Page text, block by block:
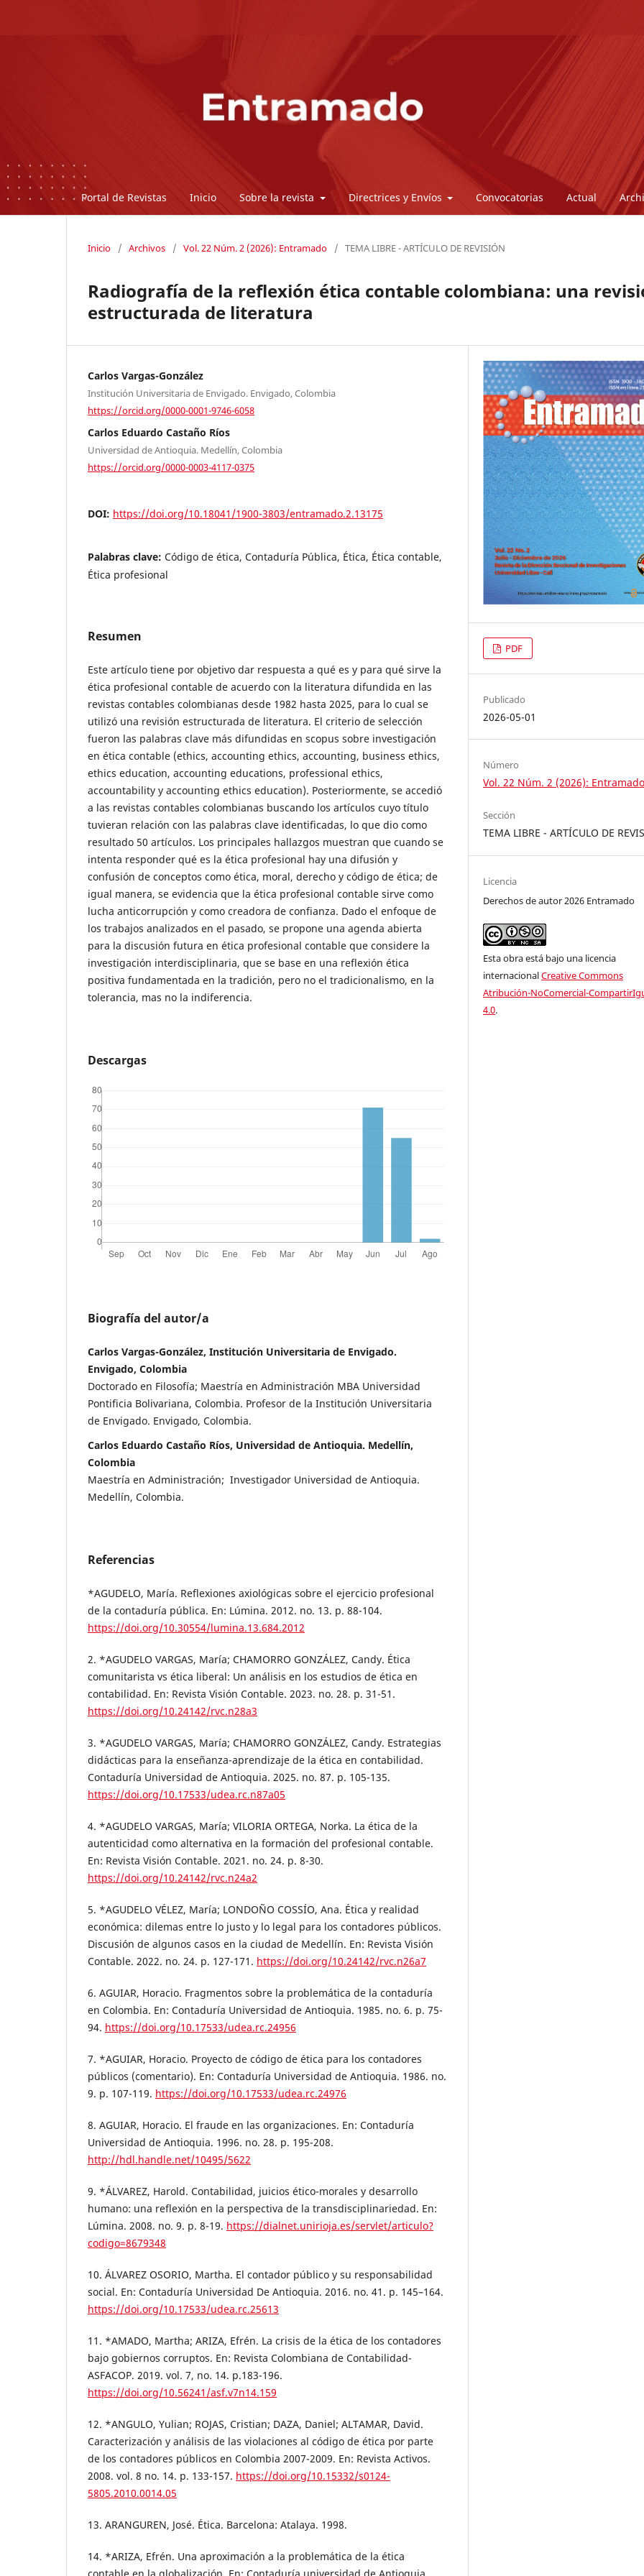
Portal de Revistas Inicio Sobre la revista Directrices y Envíos Convocatorias Actual
Inicio / Archivos / Vol. 22 Núm. 2 (2026): Entramado / TEMA LIBRE - ARTÍCULO DE REVISIÓN
Radiografía de la reflexión ética contable colombiana: una
estructurada de literatura
Carlos Vargas-González
Institución Universitaria de Envigado. Envigado, Colombia
https://orcid.org/0000-0001-9746-6058
Carlos Eduardo Castaño Ríos
Universidad de Antioquia. Medellín, Colombia
https://orcid.org/0000-0003-4117-0375
DOI: https://doi.org/10.18041/1900-3803/entramado.2.13175
Palabras clave: Código de ética, Contaduría Pública, Ética, Ética contable,
Ética profesional
Resumen
Este artículo tiene por objetivo dar respuesta a qué es y para qué sirve la
ética profesional contable de acuerdo con la literatura difundida en las
revistas contables colombianas desde 1982 hasta 2025, para lo cual se
utilizó una revisión estructurada de literatura. El criterio de selección
fueron las palabras clave más difundidas en scopus sobre investigación
en ética contable (ethics, accounting ethics, accounting, business ethics,
ethics education, accounting educations, professional ethics,
accountability y accounting ethics education). Posteriormente, se accedió
a las revistas contables colombianas buscando los artículos cuyo título
tuvieran relación con las palabras clave identificadas, lo que dio como
resultado 50 artículos. Los principales hallazgos muestran que cuando se
intenta responder qué es la ética profesional hay una difusión y
confusión de conceptos como ética, moral, derecho y código de ética; de
igual manera, se evidencia que la ética profesional contable sirve como
lucha anticorrupción y como creadora de confianza. Dado el enfoque de
los trabajos analizados en el pasado, se propone una agenda abierta
para la discusión futura en ética profesional contable que considere la
investigación interdisciplinaria, que se base en una reflexión ética
positiva fundamentada en la tradición, pero no el tradicionalismo, en la
tolerancia, mas no la indiferencia.
Descargas
Biografía del autor/a
Carlos Vargas-González, Institución Universitaria de Envigado.
Envigado, Colombia
Doctorado en Filosofía; Maestría en Administración MBA Universidad
Pontificia Bolivariana, Colombia. Profesor de la Institución Universitaria
de Envigado. Envigado, Colombia.
Carlos Eduardo Castaño Ríos, Universidad de Antioquia. Medellín,
Colombia
Maestría en Administración; Investigador Universidad de Antioquia.
Medellín, Colombia.
Referencias
*AGUDELO, María. Reflexiones axiológicas sobre el ejercicio profesional
de la contaduría pública. En: Lúmina. 2012. no. 13. p. 88-104.
https://doi.org/10.30554/lumina.13.684.2012
2. *AGUDELO VARGAS, María; CHAMORRO GONZÁLEZ, Candy. Ética
comunitarista vs ética liberal: Un análisis en los estudios de ética en
contabilidad. En: Revista Visión Contable. 2023. no. 28. p. 31-51.
https://doi.org/10.24142/rvc.n28a3
3. *AGUDELO VARGAS, María; CHAMORRO GONZÁLEZ, Candy. Estrategias
didácticas para la enseñanza-aprendizaje de la ética en contabilidad.
Contaduría Universidad de Antioquia. 2025. no. 87. p. 105-135.
https://doi.org/10.17533/udea.rc.n87a05
4. *AGUDELO VARGAS, María; VILORIA ORTEGA, Norka. La ética de la
autenticidad como alternativa en la formación del profesional contable.
En: Revista Visión Contable. 2021. no. 24. p. 8-30.
https://doi.org/10.24142/rvc.n24a2
5. *AGUDELO VÉLEZ, María; LONDOÑO COSSÍO, Ana. Ética y realidad
económica: dilemas entre lo justo y lo legal para los contadores públicos.
Discusión de algunos casos en la ciudad de Medellín. En: Revista Visión
Contable. 2022. no. 24. p. 127-171. https://doi.org/10.24142/rvc.n26a7
6. AGUIAR, Horacio. Fragmentos sobre la problemática de la contaduría
en Colombia. En: Contaduría Universidad de Antioquia. 1985. no. 6. p. 75-
94. https://doi.org/10.17533/udea.rc.24956
7. *AGUIAR, Horacio. Proyecto de código de ética para los contadores
públicos (comentario). En: Contaduría Universidad de Antioquia. 1986. no.
9. p. 107-119. https://doi.org/10.17533/udea.rc.24976
8. AGUIAR, Horacio. El fraude en las organizaciones. En: Contaduría
Universidad de Antioquia. 1996. no. 28. p. 195-208.
http://hdl.handle.net/10495/5622
9. *ÁLVAREZ, Harold. Contabilidad, juicios ético-morales y desarrollo
humano: una reflexión en la perspectiva de la transdisciplinariedad. En:
Lúmina. 2008. no. 9. p. 8-19. https://dialnet.unirioja.es/servlet/articulo?
codigo=8679348
10. ÁLVAREZ OSORIO, Martha. El contador público y su responsabilidad
social. En: Contaduría Universidad De Antioquia. 2016. no. 41. p. 145–164.
https://doi.org/10.17533/udea.rc.25613
11. *AMADO, Martha; ARIZA, Efrén. La crisis de la ética de los contadores
bajo gobiernos corruptos. En: Revista Colombiana de Contabilidad-
ASFACOP. 2019. vol. 7, no. 14. p.183-196.
https://doi.org/10.56241/asf.v7n14.159
12. *ANGULO, Yulian; ROJAS, Cristian; DAZA, Daniel; ALTAMAR, David.
Caracterización y análisis de las violaciones al código de ética por parte
de los contadores públicos en Colombia 2007-2009. En: Revista Activos.
2008. vol. 8 no. 14. p. 133-157. https://doi.org/10.15332/s0124-
5805.2010.0014.05
13. ARANGUREN, José. Ética. Barcelona: Atalaya. 1998.
14. *ARIZA, Efrén. Una aproximación a la problemática de la ética
PDF
Publicado
2026-05-01
Número
Vol. 22 Núm. 2 (2026):
Sección
TEMA LIBRE - ARTÍCULO DE
Licencia
Derechos de autor 2026 Entramado
Esta obra está bajo una licencia
internacionalCreative Commons
Atribución-NoComercial-
4.0.